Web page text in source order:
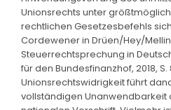
Unionsrechts unter
rechtlichen Gesetzesbefehls
Cordewener in Drüen/Hey/
Steuerrechtsprechung in
für den Bundesfinanzhof, 2018, S.
Unionsrechtswidrigkeit führt
vollständigen Unanwendbarkeit